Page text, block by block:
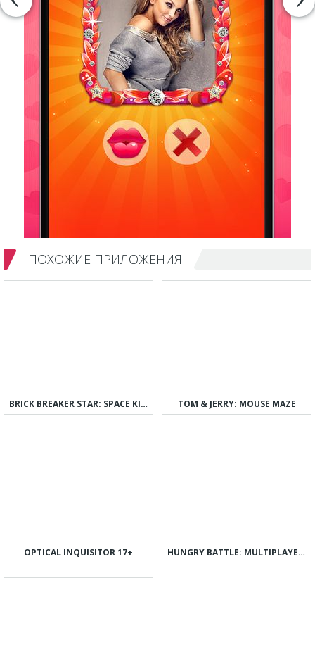
ПОХОЖИЕ ПРИЛОЖЕНИЯ
BRICK BREAKER STAR: SPACE KING TOM & JERRY: MOUSE MAZE
OPTICAL INQUISITOR 17+ HUNGRY BATTLE: MULTIPLAYER PVP